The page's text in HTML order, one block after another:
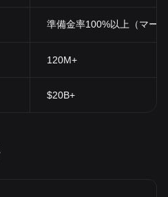
準備金率100%以上（マー
120M+
$20B+